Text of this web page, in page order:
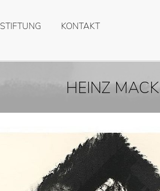
STIFTUNG KONTAKT
HEINZ MACK